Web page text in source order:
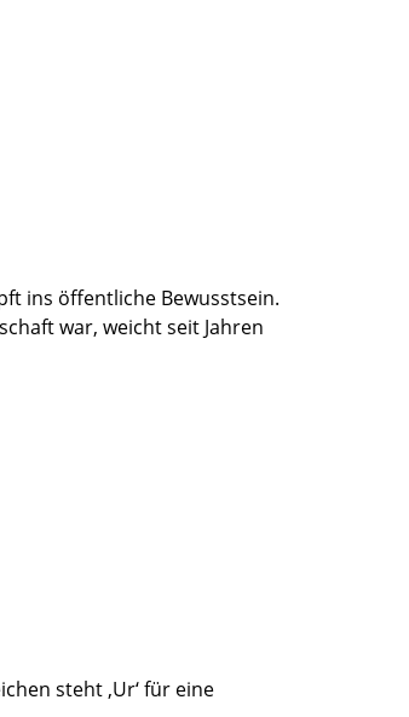
ins öffentliche Bewusstsein.
war, weicht seit Jahren
steht ‚Ur‘ für eine